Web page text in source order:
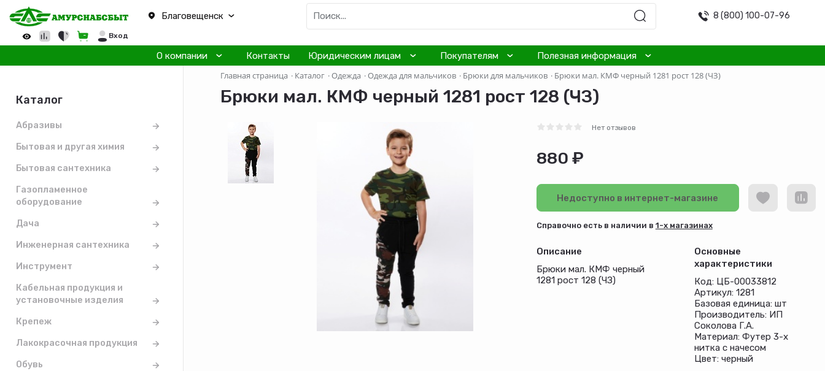
Благовещенск 8 (800) 100-07-96
Вход
О компании Контакты Юридическим лицам Покупателям Полезная информация
Каталог
Абразивы
Бытовая и другая химия
Бытовая сантехника
Газопламенное
оборудование
Дача
Инженерная сантехника
Инструмент
Кабельная продукция и
установочные изделия
Крепеж
Лакокрасочная продукция
Обувь
Главная страница · Каталог ·Одежда ·Одежда для мальчиков · Брюки для мальчиков · Брюки мал. КМФ черный 1281 рост 128 (ЧЗ)
Брюки мал. КМФ черный 1281 рост 128 (ЧЗ)
Нет отзывов
880 ₽
Недоступно в интернет-магазине
Cправочно есть в наличии в 1-х магазинах
Описание
Брюки мал. КМФ черный
1281 рост 128 (ЧЗ)
Основные
характеристики
Код: ЦБ-00033812
Артикул: 1281
Базовая единица: шт
Производитель: ИП
Соколова Г.А.
Материал: Футер 3-х
нитка с начесом
Цвет: черный